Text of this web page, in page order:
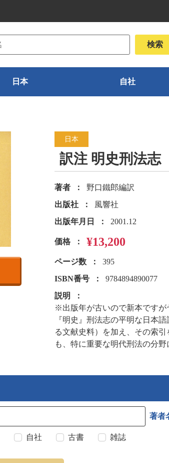
日本 自社
日本
訳注 明史刑法志
著者
野口鐵郎編訳
出版社
風響社
出版年月日
2001.12
価格 ¥13,200
ページ数
395
ISBN番号
9784894890077
説明
※出版年が古いので新本ですが
『明史』刑法志の平明な日本
る文献史料）を加え、その索
も、特に重要な明代刑法の分
著者
自社 古書 雑誌